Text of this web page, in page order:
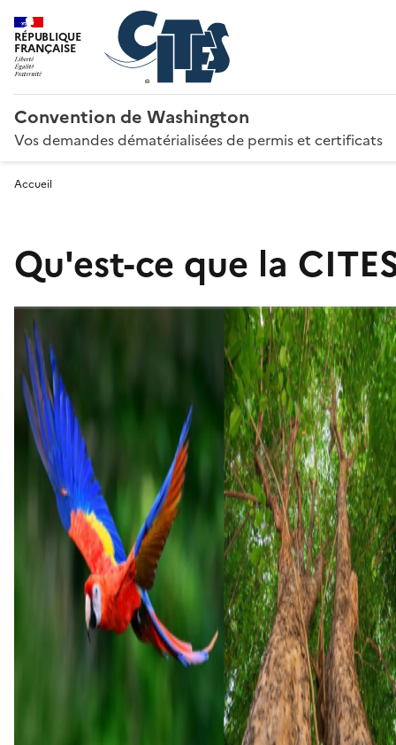
RÉPUBLIQUE
FRANÇAISE
Convention de Washington
Vos demandes dématérialisées de permis et certificats
Accueil
Qu'est-ce que la